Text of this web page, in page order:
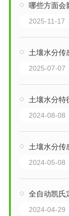
哪些方面会
2025-11-17
土壤水分传
2025-07-07
土壤水分特
2024-08-08
土壤水分传
2024-05-08
全自动凯氏
2024-04-29